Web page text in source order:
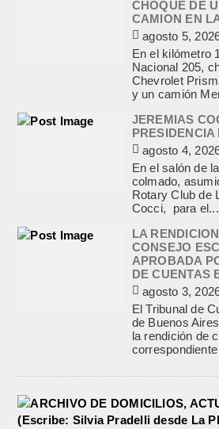
CHOQUE DE
CAMION EN
agosto 5,
En el kilómetro
Nacional 205,
Chevrolet
y un camión
JEREMIAS
PRESIDENCIA
agosto 4,
En el salón de
colmado,
Rotary Club de
Cocci, para el...
LA
CONSEJO
APROBADA
DE CUENTAS
agosto 3,
El Tribunal de
de Buenos
la rendición de